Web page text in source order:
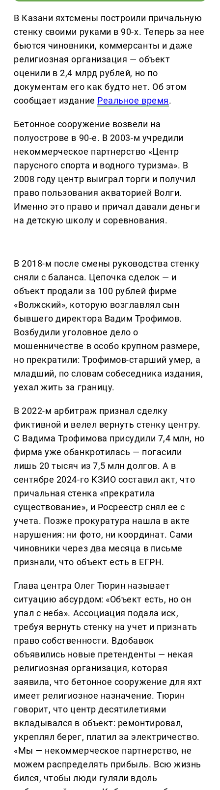
В Казани яхтсмены построили причальную
стенку своими руками в 90-х. Теперь за нее
бьются чиновники, коммерсанты и даже
религиозная организация — объект
оценили в 2,4 млрд рублей, но по
документам его как будто нет. Об этом
сообщает издание Реальное время.
Бетонное сооружение возвели на
полуострове в 90-е. В 2003-м учредили
некоммерческое партнерство «Центр
парусного спорта и водного туризма». В
2008 году центр выиграл торги и получил
право пользования акваторией Волги.
Именно это право и причал давали деньги
на детскую школу и соревнования.
В 2018-м после смены руководства стенку
сняли с баланса. Цепочка сделок — и
объект продали за 100 рублей фирме
«Волжский», которую возглавлял сын
бывшего директора Вадим Трофимов.
Возбудили уголовное дело о
мошенничестве в особо крупном размере,
но прекратили: Трофимов-старший умер, а
младший, по словам собеседника издания,
уехал жить за границу.
В 2022-м арбитраж признал сделку
фиктивной и велел вернуть стенку центру.
С Вадима Трофимова присудили 7,4 млн, но
фирма уже обанкротилась — погасили
лишь 20 тысяч из 7,5 млн долгов. А в
сентябре 2024-го КЗИО составил акт, что
причальная стенка «прекратила
существование», и Росреестр снял ее с
учета. Позже прокуратура нашла в акте
нарушения: ни фото, ни координат. Сами
чиновники через два месяца в письме
признали, что объект есть в ЕГРН.
Глава центра Олег Тюрин называет
ситуацию абсурдом: «Объект есть, но он
упал с неба». Ассоциация подала иск,
требуя вернуть стенку на учет и признать
право собственности. Вдобавок
объявились новые претенденты — некая
религиозная организация, которая
заявила, что бетонное сооружение для яхт
имеет религиозное назначение. Тюрин
говорит, что центр десятилетиями
вкладывался в объект: ремонтировал,
укреплял берег, платил за электричество.
«Мы — некоммерческое партнерство, не
можем распределять прибыль. Всю жизнь
бился, чтобы люди гуляли вдоль